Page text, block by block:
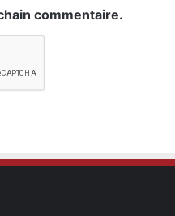
commentaire.